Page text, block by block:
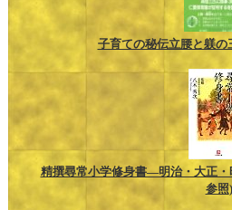
子育ての秘伝立腰と躾の
精撰尋常小学修身書―明治・大正
参照)